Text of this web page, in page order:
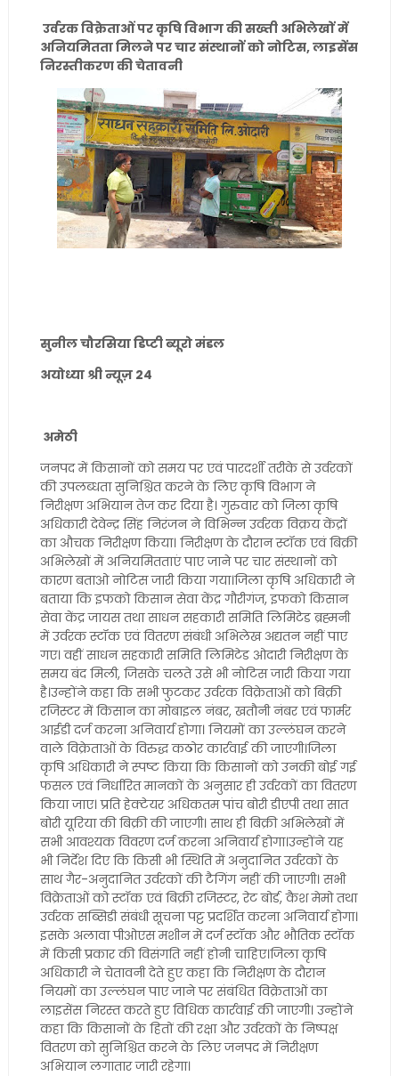
उर्वरक विक्रेताओं पर कृषि विभाग की सख्ती अभिलेखों में
अनियमितता मिलने पर चार संस्थानों को नोटिस, लाइसेंस
निरस्तीकरण की चेतावनी
सुनील चौरसिया डिप्टी ब्यूरो मंडल
अयोध्या श्री न्यूज़ 24
अमेठी
जनपद में किसानों को समय पर एवं पारदर्शी तरीके से उर्वरकों
की उपलब्धता सुनिश्चित करने के लिए कृषि विभाग ने
निरीक्षण अभियान तेज कर दिया है। गुरुवार को जिला कृषि
अधिकारी देवेन्द्र सिंह निरंजन ने विभिन्न उर्वरक विक्रय केंद्रों
का औचक निरीक्षण किया। निरीक्षण के दौरान स्टॉक एवं बिक्री
अभिलेखों में अनियमितताएं पाए जाने पर चार संस्थानों को
कारण बताओ नोटिस जारी किया गया।जिला कृषि अधिकारी ने
बताया कि इफको किसान सेवा केंद्र गौरीगंज, इफको किसान
सेवा केंद्र जायस तथा साधन सहकारी समिति लिमिटेड ब्रह्मनी
में उर्वरक स्टॉक एवं वितरण संबंधी अभिलेख अद्यतन नहीं पाए
गए। वहीं साधन सहकारी समिति लिमिटेड ओदारी निरीक्षण के
समय बंद मिली, जिसके चलते उसे भी नोटिस जारी किया गया
है।उन्होंने कहा कि सभी फुटकर उर्वरक विक्रेताओं को बिक्री
रजिस्टर में किसान का मोबाइल नंबर, खतौनी नंबर एवं फार्मर
आईडी दर्ज करना अनिवार्य होगा। नियमों का उल्लंघन करने
वाले विक्रेताओं के विरुद्ध कठोर कार्रवाई की जाएगी।जिला
कृषि अधिकारी ने स्पष्ट किया कि किसानों को उनकी बोई गई
फसल एवं निर्धारित मानकों के अनुसार ही उर्वरकों का वितरण
किया जाए। प्रति हेक्टेयर अधिकतम पांच बोरी डीएपी तथा सात
बोरी यूरिया की बिक्री की जाएगी। साथ ही बिक्री अभिलेखों में
सभी आवश्यक विवरण दर्ज करना अनिवार्य होगा।उन्होंने यह
भी निर्देश दिए कि किसी भी स्थिति में अनुदानित उर्वरकों के
साथ गैर-अनुदानित उर्वरकों की टैगिंग नहीं की जाएगी। सभी
विक्रेताओं को स्टॉक एवं बिक्री रजिस्टर, रेट बोर्ड, कैश मेमो तथा
उर्वरक सब्सिडी संबंधी सूचना पट्ट प्रदर्शित करना अनिवार्य होगा।
इसके अलावा पीओएस मशीन में दर्ज स्टॉक और भौतिक स्टॉक
में किसी प्रकार की विसंगति नहीं होनी चाहिए।जिला कृषि
अधिकारी ने चेतावनी देते हुए कहा कि निरीक्षण के दौरान
नियमों का उल्लंघन पाए जाने पर संबंधित विक्रेताओं का
लाइसेंस निरस्त करते हुए विधिक कार्रवाई की जाएगी। उन्होंने
कहा कि किसानों के हितों की रक्षा और उर्वरकों के निष्पक्ष
वितरण को सुनिश्चित करने के लिए जनपद में निरीक्षण
अभियान लगातार जारी रहेगा।